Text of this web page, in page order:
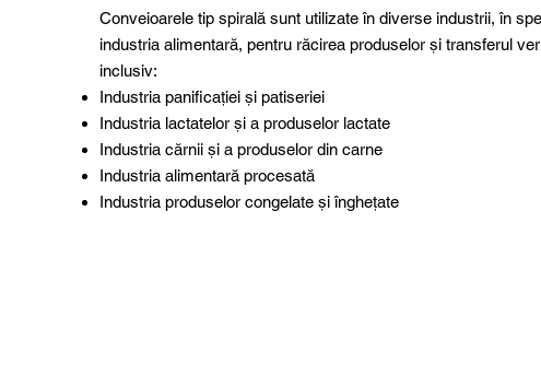
Conveioarele tip spirală sunt utilizate în diverse industrii, în
industria alimentară, pentru răcirea produselor și transferul
inclusiv:
Industria panificației și patiseriei
Industria lactatelor și a produselor lactate
Industria cărnii și a produselor din carne
Industria alimentară procesată
Industria produselor congelate și înghețate